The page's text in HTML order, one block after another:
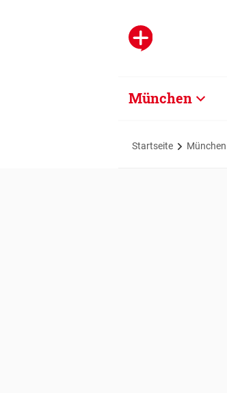
München
Startseite München